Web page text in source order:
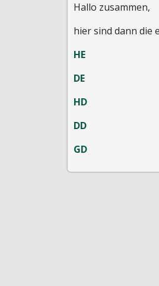
Hallo zusammen,
hier sind dann die
HE
DE
HD
DD
GD